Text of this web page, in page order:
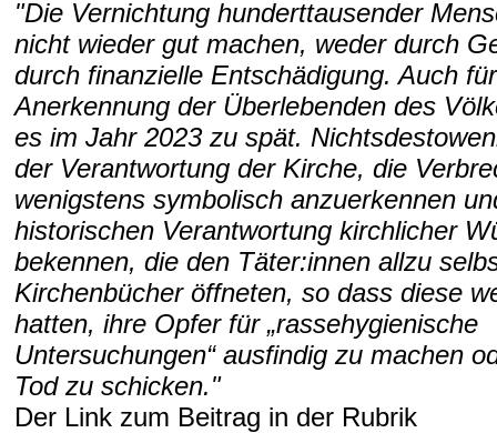
"Die Vernichtung hunderttausender
nicht wieder gut machen, weder durch
durch finanzielle Entschädigung. Auch
Anerkennung der Überlebenden des
es im Jahr 2023 zu spät.
der Verantwortung der Kirche, die
wenigstens symbolisch anzuerkennen
historischen Verantwortung kirchlicher
bekennen, die den Täter:innen allzu
Kirchenbücher öffneten, so dass diese
hatten, ihre Opfer für „rassehygienische
Untersuchungen“ ausfindig zu machen
Tod zu schicken."
Der Link zum Beitrag in der Rubrik